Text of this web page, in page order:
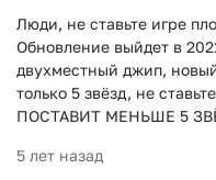
Люди, не ставьте игре
Обновление выйдет в
двухместный джип,
только 5 звёзд, не
ПОСТАВИТ МЕНЬШЕ 5
5 лет назад